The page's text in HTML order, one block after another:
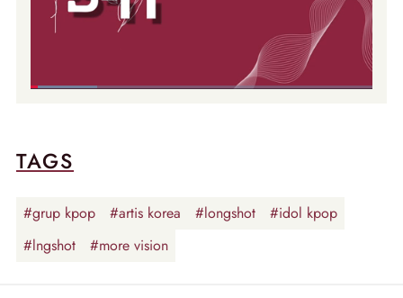
TAGS
#grup kpop #artis korea #longshot
#idol kpop
#lngshot
#more vision